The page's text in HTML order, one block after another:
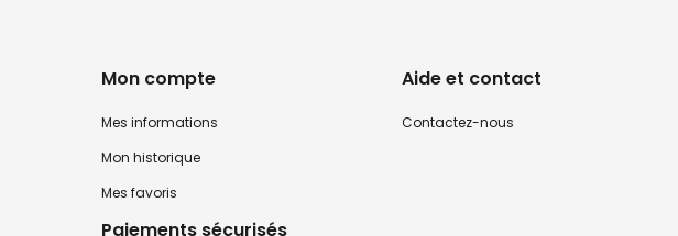
Mon compte
Mes informations
Mon historique
Mes favoris
Paiements sécurisés
Aide et contact
Contactez-nous